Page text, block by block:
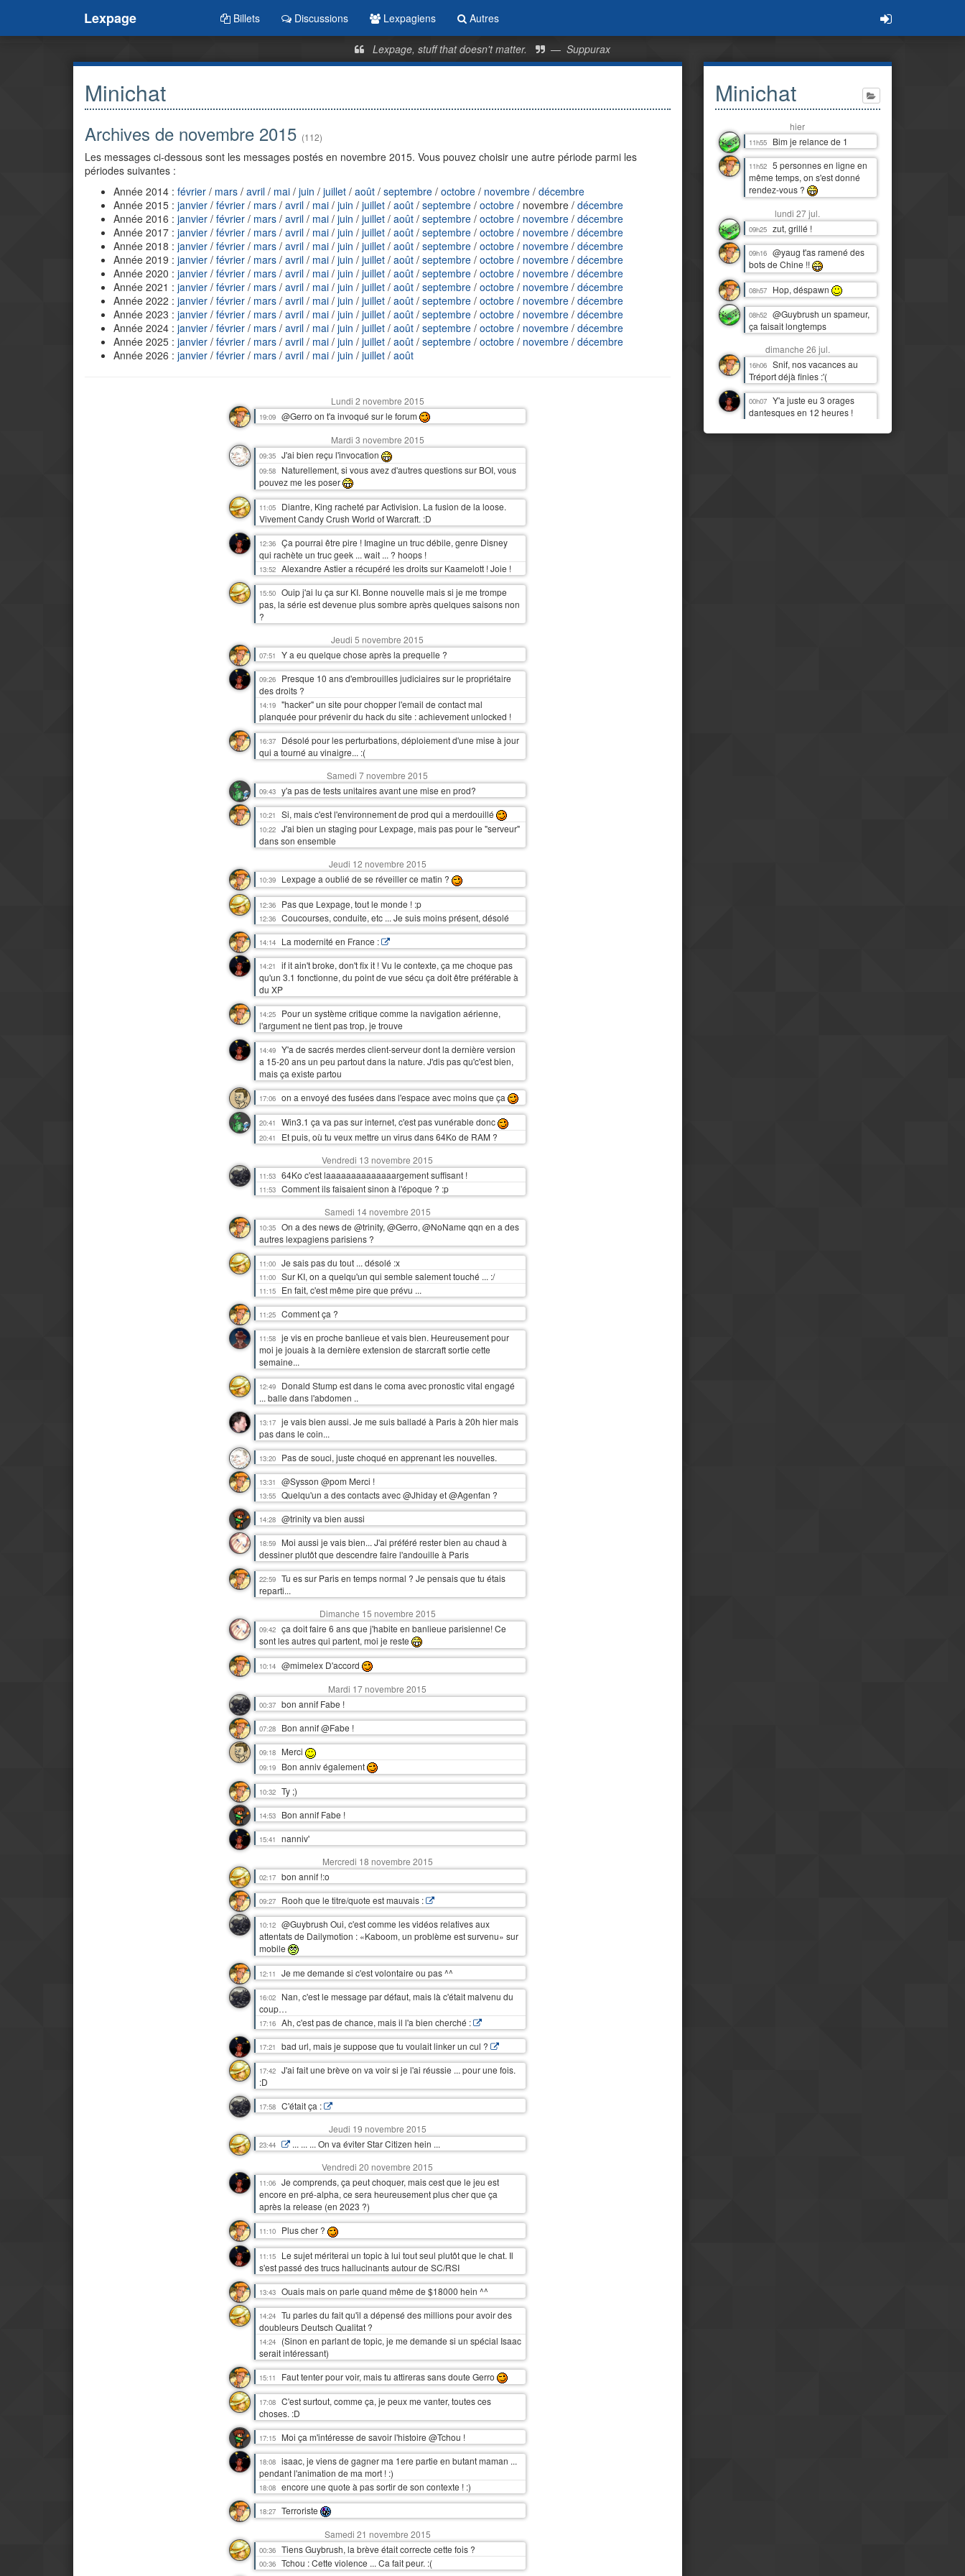
Lexpage Billets Discussions Lexpagiens Autres
Lexpage, stuff that doesn't matter. — Suppurax
Minichat
Archives de novembre 2015 (112)
Les messages ci-dessous sont les messages postés en novembre 2015. Vous pouvez choisir une autre période parmi les
périodes suivantes :
Année 2014 : février / mars / avril / mai / juin / juillet / août / septembre / octobre / novembre / décembre
Année 2015 : janvier / février / mars / avril / mai / juin / juillet / août / septembre / octobre / novembre / décembre
Année 2016 : janvier / février / mars / avril / mai / juin / juillet / août / septembre / octobre / novembre / décembre
Année 2017 : janvier / février / mars / avril / mai / juin / juillet / août / septembre / octobre / novembre / décembre
Année 2018 : janvier / février / mars / avril / mai / juin / juillet / août / septembre / octobre / novembre / décembre
Année 2019 : janvier / février / mars / avril / mai / juin / juillet / août / septembre / octobre / novembre / décembre
Année 2020 : janvier / février / mars / avril / mai / juin / juillet / août / septembre / octobre / novembre / décembre
Année 2021 : janvier / février / mars / avril / mai / juin / juillet / août / septembre / octobre / novembre / décembre
Année 2022 : janvier / février / mars / avril / mai / juin / juillet / août / septembre / octobre / novembre / décembre
Année 2023 : janvier / février / mars / avril / mai / juin / juillet / août / septembre / octobre / novembre / décembre
Année 2024 : janvier / février / mars / avril / mai / juin / juillet / août / septembre / octobre / novembre / décembre
Année 2025 : janvier / février / mars / avril / mai / juin / juillet / août / septembre / octobre / novembre / décembre
Année 2026 : janvier / février / mars / avril / mai / juin / juillet / août
Lundi 2 novembre 2015
19:09 @Gerro on t'a invoqué sur le forum
Mardi 3 novembre 2015
09:35 J'ai bien reçu l'invocation
09:58
Naturellement, si vous avez d'autres questions sur BOI, vous
pouvez me les poser
11:05
Diantre, King racheté par Activision. La fusion de la loose.
Vivement Candy Crush World of Warcraft. :D
12:36 Ça pourrai être pire ! Imagine un truc débile, genre Disney
qui rachète un truc geek ... wait ... ? hoops !
13:52 Alexandre Astier a récupéré les droits sur Kaamelott ! Joie !
15:50 Ouip j'ai lu ça sur KI. Bonne nouvelle mais si je me trompe
pas, la série est devenue plus sombre après quelques saisons non
?
Jeudi 5 novembre 2015
07:51 Y a eu quelque chose après la prequelle ?
09:26
Presque 10 ans d'embrouilles judiciaires sur le propriétaire
des droits ?
14:19 "hacker" un site pour chopper l'email de contact mal
planquée pour prévenir du hack du site : achievement unlocked !
16:37
Désolé pour les perturbations, déploiement d'une mise à jour
qui a tourné au vinaigre... :(
Samedi 7 novembre 2015
09:43 y'a pas de tests unitaires avant une mise en prod?
10:21 Si, mais c'est l'environnement de prod qui a merdouillé
10:22 J'ai bien un staging pour Lexpage, mais pas pour le "serveur"
dans son ensemble
Jeudi 12 novembre 2015
10:39 Lexpage a oublié de se réveiller ce matin ?
12:36 Pas que Lexpage, tout le monde ! :p
12:36 Coucourses, conduite, etc ... Je suis moins présent, désolé
14:14 La modernité en France :
14:21
if it ain't broke, don't fix it ! Vu le contexte, ça me choque pas
qu'un 3.1 fonctionne, du point de vue sécu ça doit être préférable à
du XP
14:25
Pour un système critique comme la navigation aérienne,
l'argument ne tient pas trop, je trouve
14:49 Y'a de sacrés merdes client-serveur dont la dernière version
a 15-20 ans un peu partout dans la nature. J'dis pas qu'c'est bien,
mais ça existe partou
17:06 on a envoyé des fusées dans l'espace avec moins que ça
20:41 Win3.1 ça va pas sur internet, c'est pas vunérable donc
20:41
Et puis, où tu veux mettre un virus dans 64Ko de RAM ?
Vendredi 13 novembre 2015
11:53 64Ko c'est laaaaaaaaaaaaaargement suffisant !
11:53 Comment ils faisaient sinon à l'époque ? :p
Samedi 14 novembre 2015
10:35 On a des news de @trinity, @Gerro, @NoName qqn en a des
autres lexpagiens parisiens ?
11:00 Je sais pas du tout ... désolé :x
11:00 Sur KI, on a quelqu'un qui semble salement touché ... :/
11:15 En fait, c'est même pire que prévu ...
11:25 Comment ça ?
11:58 je vis en proche banlieue et vais bien. Heureusement pour
moi je jouais à la dernière extension de starcraft sortie cette
semaine...
12:49
Donald Stump est dans le coma avec pronostic vital engagé
... balle dans l'abdomen ..
13:17 je vais bien aussi. Je me suis balladé à Paris à 20h hier mais
pas dans le coin...
13:20 Pas de souci, juste choqué en apprenant les nouvelles.
13:31 @Sysson @pom Merci !
13:55 Quelqu'un a des contacts avec @Jhiday et @Agenfan ?
14:28 @trinity va bien aussi
18:59
Moi aussi je vais bien... J'ai préféré rester bien au chaud à
dessiner plutôt que descendre faire l'andouille à Paris
22:59 Tu es sur Paris en temps normal ? Je pensais que tu étais
reparti...
Dimanche 15 novembre 2015
09:42 ça doit faire 6 ans que j'habite en banlieue parisienne! Ce
sont les autres qui partent, moi je reste
10:14 @mimelex D'accord
Mardi 17 novembre 2015
00:37 bon annif Fabe !
07:28 Bon annif @Fabe !
09:18 Merci
09:19 Bon anniv également
10:32 Ty ;)
14:53 Bon annif Fabe !
15:41
nanniv'
Mercredi 18 novembre 2015
02:17 bon annif !:o
09:27 Rooh que le titre/quote est mauvais :
10:12 @Guybrush Oui, c'est comme les vidéos relatives aux
attentats de Dailymotion : «Kaboom, un problème est survenu» sur
mobile
12:11 Je me demande si c'est volontaire ou pas ^^
16:02
Nan, c'est le message par défaut, mais là c'était malvenu du
coup…
17:16 Ah, c'est pas de chance, mais il l'a bien cherché :
17:21 bad url, mais je suppose que tu voulait linker un cul ?
17:42 J'ai fait une brève on va voir si je l'ai réussie ... pour une fois.
:D
17:58 C'était ça :
Jeudi 19 novembre 2015
23:44
... ... ... On va éviter Star Citizen hein ...
Vendredi 20 novembre 2015
11:06 Je comprends, ça peut choquer, mais cest que le jeu est
encore en pré-alpha, ce sera heureusement plus cher que ça
après la release (en 2023 ?)
11:10 Plus cher ?
11:15
Le sujet mériterai un topic à lui tout seul plutôt que le chat. Il
s'est passé des trucs hallucinants autour de SC/RSI
13:43 Ouais mais on parle quand même de $18000 hein ^^
14:24 Tu parles du fait qu'il a dépensé des millions pour avoir des
doubleurs Deutsch Qualitat ?
14:24
(Sinon en parlant de topic, je me demande si un spécial Isaac
serait intéressant)
15:11 Faut tenter pour voir, mais tu attireras sans doute Gerro
17:08 C'est surtout, comme ça, je peux me vanter, toutes ces
choses. :D
17:15 Moi ça m'intéresse de savoir l'histoire @Tchou !
18:08 isaac, je viens de gagner ma 1ere partie en butant maman ...
pendant l'animation de ma mort ! :)
18:08 encore une quote à pas sortir de son contexte ! :)
18:27 Terroriste
Samedi 21 novembre 2015
00:36 Tiens Guybrush, la brève était correcte cette fois ?
00:36 Tchou : Cette violence ... Ca fait peur. :(
Minichat
hier
11h55 Bim je relance de 1
11h52
5 personnes en ligne en
même temps, on s'est donné
rendez-vous ?
lundi 27 jul.
09h25 zut, grillé !
09h16
@yaug t'as ramené des
bots de Chine !!
08h57 Hop, déspawn
08h52
@Guybrush un spameur,
ça faisait longtemps
dimanche 26 jul.
16h06
Snif, nos vacances au
Tréport déjà finies :'(
00h07
Y'a juste eu 3 orages
dantesques en 12 heures !
quand c'était juste de la pluie !